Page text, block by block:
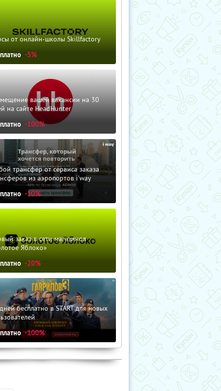
от онлайн-школы Skillfactory
-5%
вашей вакансии на 30
на сайте HeadHunter
-100%
трансфер от сервиса заказа
из аэропортов i'way
-10%
заказ в сети магазинов
Яблоко»
-20%
бесплатно в START для новых
-100%